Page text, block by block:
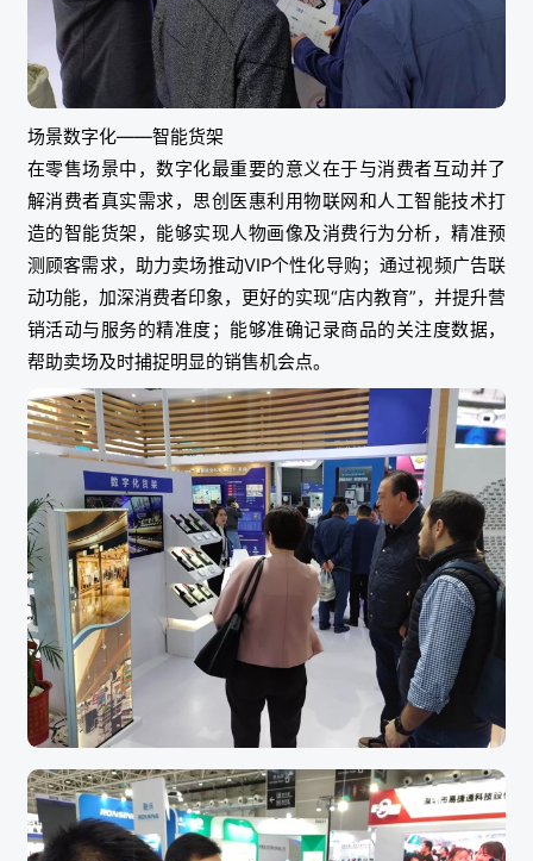
场景数字化——智能货架
在零售场景中，数字化最重要的意义在于与消费者互动并了
解消费者真实需求，思创医惠利用物联网和人工智能技术打
造的智能货架，能够实现人物画像及消费行为分析，精准预
测顾客需求，助力卖场推动VIP个性化导购；通过视频广告联
动功能，加深消费者印象，更好的实现“店内教育”，并提升营
销活动与服务的精准度；能够准确记录商品的关注度数据，
帮助卖场及时捕捉明显的销售机会点。